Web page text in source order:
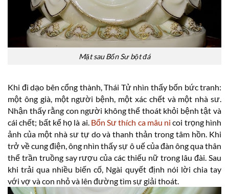
Mặt sau Bổn Sư bột đá
Khi đi dạo bên cổng thành, Thái Tử nhìn thấy bốn bức tranh:
một ông già, một người bệnh, một xác chết và một nhà sư.
Nhận thấy rằng con người không thể thoát khỏi bệnh tật và
cái chết; bất kể họ là ai. Bổn Sư thích ca mâu ni coi trọng hình
ảnh của một nhà sư tự do và thanh thản trong tâm hồn. Khi
trở về cung điện, ông nhìn thấy sự ô uế của đàn ông qua thân
thể trần truồng say rượu của các thiếu nữ trong lâu đài. Sau
khi trải qua nhiều biến cố, Ngài quyết định nói lời chia tay
với vợ và con nhỏ và lên đường tìm sự giải thoát.